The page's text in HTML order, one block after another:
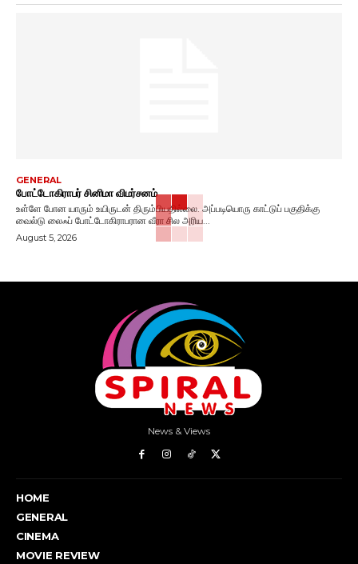
GENERAL
போட்டோகிராபர் சினிமா விமர்சனம்
உள்ளே போன யாரும் உயிருடன் திரும்பியதில்லை. அப்படியொரு காட்டுப் பகுதிக்கு
வைல்டு லைஃப் போட்டோகிராபரான வீரா சில அரிய...
August 5, 2026
News & Views
HOME
GENERAL
CINEMA
MOVIE REVIEW